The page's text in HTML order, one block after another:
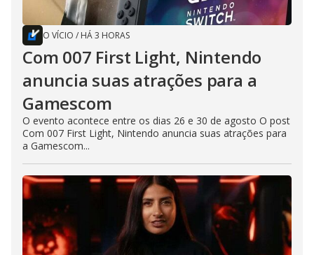
O VÍCIO / HÁ 3 HORAS
Com 007 First Light, Nintendo
anuncia suas atrações para a
Gamescom
O evento acontece entre os dias 26 e 30 de agosto O post
Com 007 First Light, Nintendo anuncia suas atrações para
a Gamescom...